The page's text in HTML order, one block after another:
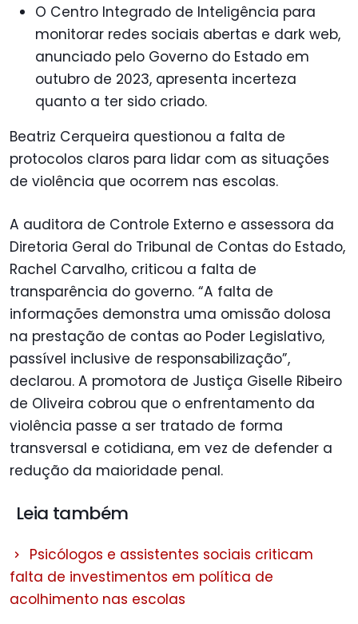
O Centro Integrado de Inteligência para
monitorar redes sociais abertas e dark web,
anunciado pelo Governo do Estado em
outubro de 2023, apresenta incerteza
quanto a ter sido criado.
Beatriz Cerqueira questionou a falta de
protocolos claros para lidar com as situações
de violência que ocorrem nas escolas.
A auditora de Controle Externo e assessora da
Diretoria Geral do Tribunal de Contas do Estado,
Rachel Carvalho, criticou a falta de
transparência do governo. “A falta de
informações demonstra uma omissão dolosa
na prestação de contas ao Poder Legislativo,
passível inclusive de responsabilização”,
declarou. A promotora de Justiça Giselle Ribeiro
de Oliveira cobrou que o enfrentamento da
violência passe a ser tratado de forma
transversal e cotidiana, em vez de defender a
redução da maioridade penal.
Leia também
Psicólogos e assistentes sociais criticam
falta de investimentos em política de
acolhimento nas escolas